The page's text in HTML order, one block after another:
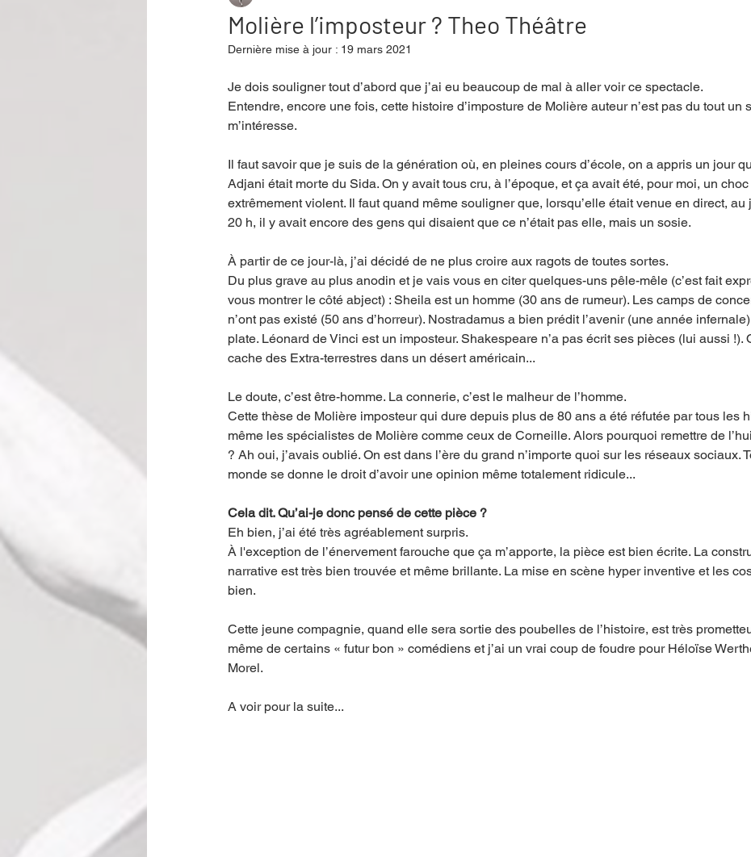
Événement Validé par Romane. Spécial Famille
Offre spéciale Annuaire Théâtre - Musée Hommage
Molière l’imposteur ? Theo Théâtre
Dernière mise à jour : 19 mars 2021
Je dois souligner tout d’abord que j’ai eu beaucoup de mal à aller voir ce spectacle.
Entendre, encore une fois, cette histoire d’imposture de Molière auteur n’est pas du tout un
m’intéresse.
Il faut savoir que je suis de la génération où, en pleines cours d’école, on a appris un jour
Adjani était morte du Sida. On y avait tous cru, à l’époque, et ça avait été, pour moi, un choc
extrêmement violent. Il faut quand même souligner que, lorsqu’elle était venue en direct, au
20 h, il y avait encore des gens qui disaient que ce n’était pas elle, mais un sosie.
À partir de ce jour-là, j’ai décidé de ne plus croire aux ragots de toutes sortes.
Du plus grave au plus anodin et je vais vous en citer quelques-uns pêle-mêle (c’est fait
vous montrer le côté abject) : Sheila est un homme (30 ans de rumeur). Les camps de
n’ont pas existé (50 ans d’horreur). Nostradamus a bien prédit l’avenir (une année
plate. Léonard de Vinci est un imposteur. Shakespeare n’a pas écrit ses pièces (lui aussi !).
cache des Extra-terrestres dans un désert américain...
Le doute, c’est être-homme. La connerie, c’est le malheur de l’homme.
Cette thèse de Molière imposteur qui dure depuis plus de 80 ans a été réfutée par tous les
même les spécialistes de Molière comme ceux de Corneille. Alors pourquoi remettre de
? Ah oui, j’avais oublié. On est dans l’ère du grand n’importe quoi sur les réseaux sociaux.
monde se donne le droit d’avoir une opinion même totalement ridicule...
Cela dit. Qu’ai-je donc pensé de cette pièce ?
Eh bien, j’ai été très agréablement surpris.
À l'exception de l’énervement farouche que ça m’apporte, la pièce est bien écrite. La
narrative est très bien trouvée et même brillante. La mise en scène hyper inventive et les
bien.
Cette jeune compagnie, quand elle sera sortie des poubelles de l’histoire, est très
même de certains « futur bon » comédiens et j’ai un vrai coup de foudre pour Héloïse
Morel.
A voir pour la suite...